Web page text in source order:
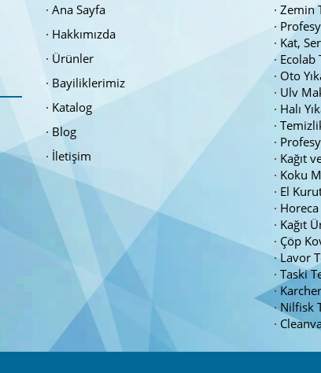
Ana Sayfa
Hakkımızda
Ürünler
Bayiliklerimiz
Katalog
Blog
İletişim
Zemin
Kat,
Ecolab
Oto
Ulv
Halı
Kağıt
Koku
El
Kağıt
Çöp
Lavor
Taski
Nilfisk